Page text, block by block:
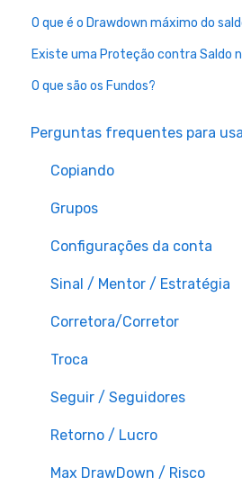
O que é o Drawdown máximo do
Existe uma Proteção contra Saldo
O que são os Fundos?
Perguntas frequentes para
Copiando
Grupos
Configurações da conta
Sinal / Mentor / Estratégia
Corretora/Corretor
Troca
Seguir / Seguidores
Retorno / Lucro
Max DrawDown / Risco